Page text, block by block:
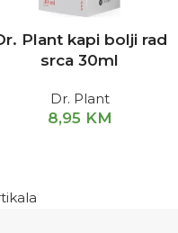
Plant kapi bolji rad
srca 30ml
Dr. Plant
8,95 KM